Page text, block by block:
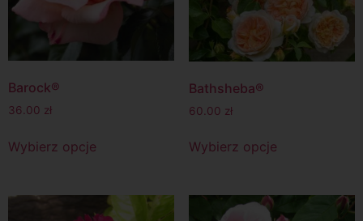
Barock®
36.00 zł
Wybierz opcje
Bathsheba®
60.00 zł
Wybierz opcje